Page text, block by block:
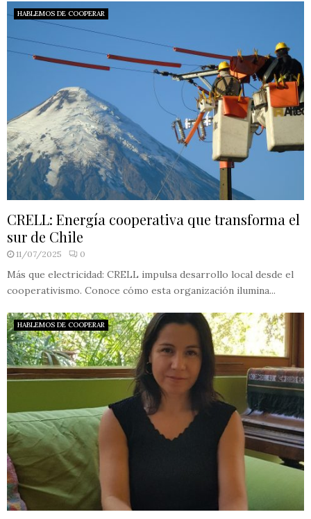
HABLEMOS DE COOPERAR
CRELL: Energía cooperativa que transforma el
sur de Chile
11/07/2025 0
Más que electricidad: CRELL impulsa desarrollo local desde el
cooperativismo. Conoce cómo esta organización ilumina...
HABLEMOS DE COOPERAR